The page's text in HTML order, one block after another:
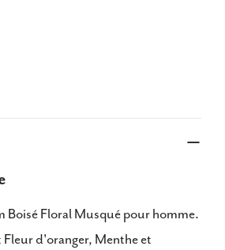
Boisé Floral Musqué pour homme.
Fleur d'oranger, Menthe et